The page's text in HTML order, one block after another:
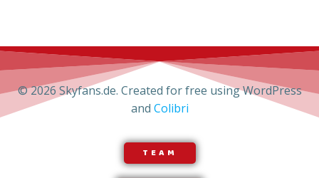
© 2026 Skyfans.de. Created for free using WordPress
and Colibri
TEAM